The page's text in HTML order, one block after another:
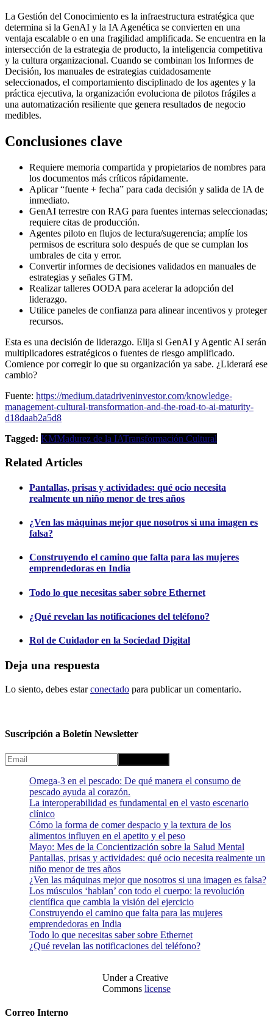
La Gestión del Conocimiento es la infraestructura estratégica que
determina si la GenAI y la IA Agenética se convierten en una
ventaja escalable o en una fragilidad amplificada. Se encuentra en la
intersección de la estrategia de producto, la inteligencia competitiva
y la cultura organizacional. Cuando se combinan los Informes de
Decisión, los manuales de estrategias cuidadosamente
seleccionados, el comportamiento disciplinado de los agentes y la
práctica ejecutiva, la organización evoluciona de pilotos frágiles a
una automatización resiliente que genera resultados de negocio
medibles.
Conclusiones clave
Requiere memoria compartida y propietarios de nombres para
los documentos más críticos rápidamente.
Aplicar “fuente + fecha” para cada decisión y salida de IA de
inmediato.
GenAI terrestre con RAG para fuentes internas seleccionadas;
requiere citas de producción.
Agentes piloto en flujos de lectura/sugerencia; amplíe los
permisos de escritura solo después de que se cumplan los
umbrales de cita y error.
Convertir informes de decisiones validados en manuales de
estrategias y señales GTM.
Realizar talleres OODA para acelerar la adopción del
liderazgo.
Utilice paneles de confianza para alinear incentivos y proteger
recursos.
Esta es una decisión de liderazgo. Elija si GenAI y Agentic AI serán
multiplicadores estratégicos o fuentes de riesgo amplificado.
Comience por corregir lo que su organización ya sabe. ¿Liderará ese
cambio?
Fuente: https://medium.datadriveninvestor.com/knowledge-
management-cultural-transformation-and-the-road-to-ai-maturity-
d18daab2a5d8
Tagged: KMMadurez de la IATransformación Cultural
Related Articles
Pantallas, prisas y actividades: qué ocio necesita
realmente un niño menor de tres años
¿Ven las máquinas mejor que nosotros si una imagen es
falsa?
Construyendo el camino que falta para las mujeres
emprendedoras en India
Todo lo que necesitas saber sobre Ethernet
¿Qué revelan las notificaciones del teléfono?
Rol de Cuidador en la Sociedad Digital
Deja una respuesta
Lo siento, debes estarconectado para publicar un comentario.
Suscripción a Boletín Newsletter
Omega-3 en el pescado: De qué manera el consumo de
pescado ayuda al corazón.
La interoperabilidad es fundamental en el vasto escenario
clínico
Cómo la forma de comer despacio y la textura de los
alimentos influyen en el apetito y el peso
Mayo: Mes de la Concientización sobre la Salud Mental
Pantallas, prisas y actividades: qué ocio necesita realmente un
niño menor de tres años
¿Ven las máquinas mejor que nosotros si una imagen es falsa?
Los músculos ‘hablan’ con todo el cuerpo: la revolución
científica que cambia la visión del ejercicio
Construyendo el camino que falta para las mujeres
emprendedoras en India
Todo lo que necesitas saber sobre Ethernet
¿Qué revelan las notificaciones del teléfono?
Under a Creative
Commons license
Correo Interno